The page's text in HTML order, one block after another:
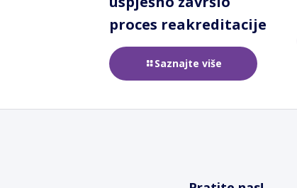
proces reakreditacije
Saznajte više